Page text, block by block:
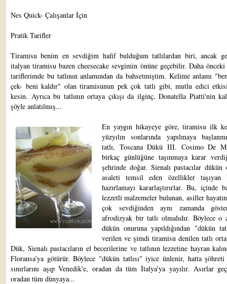
Nes Quick- Çalışanlar İçin
Pratik Tarifler
Tiramisu benim en sevdiğim hafif bulduğum tatlılardan biri, ancak
italyan tiramisu bazen cheesecake sevgimin önüne geçebilir. Daha önceki
tariflerimde bu tatlının anlamından da bahsetmiştim. Kelime anlamı
çek- beni kaldır" olan tiramisunun pek çok tatlı gibi, mutlu edici
kesin. Ayrıca bu tatlının ortaya çıkışı da ilginç, Donatella Piatti'nin
şöyle anlatılmış...
En yaygın hikayeye göre, tiramisu ilk
yüzyılın sonlarında yapılmaya
tatlı, Toscana Dükü III. Cosimo De
birkaç günlüğüne taşınmaya karar
şehrinde doğar. Sienalı pastacılar dükün
asaleti temsil eden özellikler taşıyan
hazırlamayı kararlaştırırlar. Bu, içinde
lezzetli malzemeler bulunan, asiller hayatın
çok sevdiğinden aynı zamanda
afrodizyak bir tatlı olmalıdır. Böylece o
dükün onuruna yapıldığından "dükün
verilen ve şimdi tiramisu denilen tatlı
Dük, Sienalı pastacıların el becerilerine ve tatlının lezzetine hayran
Floransa'ya götürür. Böylece "dükün tatlısı" iyice ünlenir, hatta şöhreti
sınırlarını aşıp Venedik'e, oradan da tüm İtalya'ya yayılır. Asırlar
oradan tüm dünyaya...